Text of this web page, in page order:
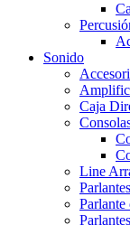
Sonido
Caja
Line
Parlante